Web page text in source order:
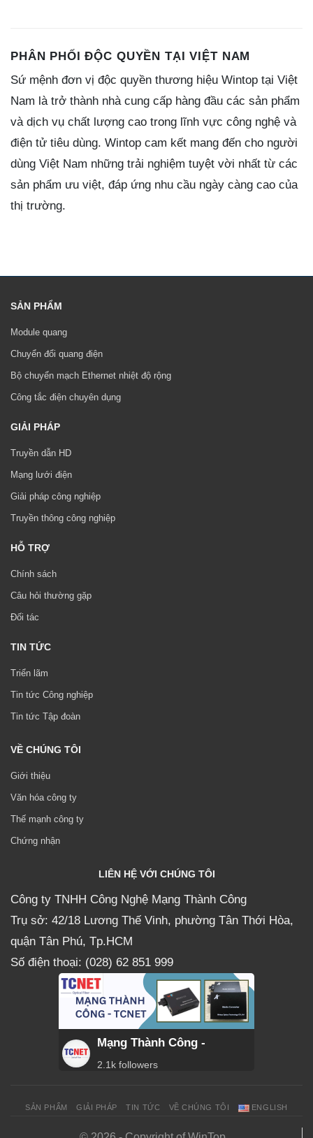
PHÂN PHỐI ĐỘC QUYỀN TẠI VIỆT NAM
Sứ mệnh đơn vị độc quyền thương hiệu Wintop tại Việt
Nam là trở thành nhà cung cấp hàng đầu các sản phẩm
và dịch vụ chất lượng cao trong lĩnh vực công nghệ và
điện tử tiêu dùng. Wintop cam kết mang đến cho người
dùng Việt Nam những trải nghiệm tuyệt vời nhất từ các
sản phẩm ưu việt, đáp ứng nhu cầu ngày càng cao của
thị trường.
SẢN PHẨM
Module quang
Chuyển đổi quang điện
Bộ chuyển mạch Ethernet nhiệt độ rộng
Công tắc điện chuyên dụng
GIẢI PHÁP
Truyền dẫn HD
Mạng lưới điện
Giải pháp công nghiệp
Truyền thông công nghiệp
HỖ TRỢ
Chính sách
Câu hỏi thường gặp
Đối tác
TIN TỨC
Triển lãm
Tin tức Công nghiệp
Tin tức Tập đoàn
VỀ CHÚNG TÔI
Giới thiệu
Văn hóa công ty
Thế mạnh công ty
Chứng nhận
LIÊN HỆ VỚI CHÚNG TÔI
Công ty TNHH Công Nghệ Mạng Thành Công
Trụ sở: 42/18 Lương Thế Vinh, phường Tân Thới Hòa,
quận Tân Phú, Tp.HCM
Số điện thoại: (028) 62 851 999
Mạng Thành Công -
2.1k followers
SẢN PHẨM GIẢI PHÁP TIN TỨC VỀ CHÚNG TÔI ENGLISH